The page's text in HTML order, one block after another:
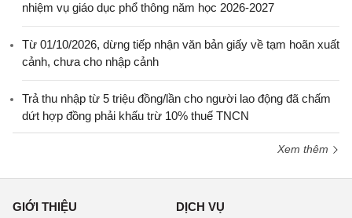
nhiệm vụ giáo dục phổ thông năm học 2026-2027
Từ 01/10/2026, dừng tiếp nhận văn bản giấy về tạm hoãn xuất
cảnh, chưa cho nhập cảnh
Trả thu nhập từ 5 triệu đồng/lần cho người lao động đã chấm
dứt hợp đồng phải khấu trừ 10% thuế TNCN
Xem thêm
GIỚI THIỆU DỊCH VỤ